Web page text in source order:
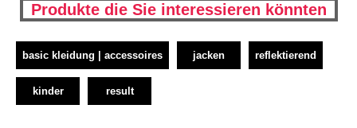
Produkte die Sie interessieren könnten
basic kleidung | accessoires jacken reflektierend
kinder result